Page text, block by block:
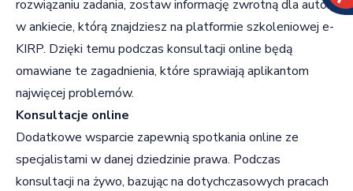
rozwiązaniu zadania, zostaw informację zwrotną dla autora
w ankiecie, którą znajdziesz na platformie szkoleniowej e-
KIRP. Dzięki temu podczas konsultacji online będą
omawiane te zagadnienia, które sprawiają aplikantom
najwięcej problemów.
Konsultacje online
Dodatkowe wsparcie zapewnią spotkania online ze
specjalistami w danej dziedzinie prawa. Podczas
konsultacji na żywo, bazując na dotychczasowych pracach